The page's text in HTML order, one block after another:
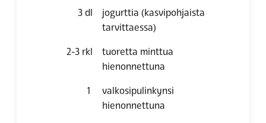
3 dl
jogurttia (kasvipohjaista
tarvittaessa)
2-3 rkl
tuoretta minttua
hienonnettuna
1
valkosipulinkynsi
hienonnettuna